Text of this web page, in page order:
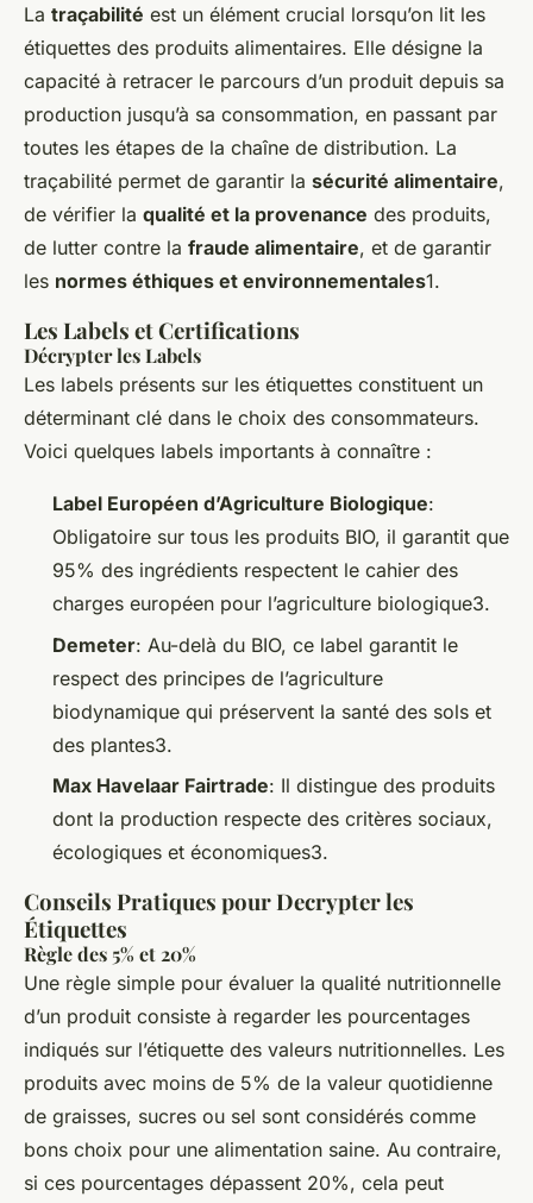
La traçabilité est un élément crucial lorsqu’on lit les
étiquettes des produits alimentaires. Elle désigne la
capacité à retracer le parcours d’un produit depuis sa
production jusqu’à sa consommation, en passant par
toutes les étapes de la chaîne de distribution. La
traçabilité permet de garantir la sécurité alimentaire,
de vérifier la qualité et la provenance des produits,
de lutter contre la fraude alimentaire, et de garantir
les normes éthiques et environnementales1.
Les Labels et Certifications
Décrypter les Labels
Les labels présents sur les étiquettes constituent un
déterminant clé dans le choix des consommateurs.
Voici quelques labels importants à connaître :
Label Européen d’Agriculture Biologique:
Obligatoire sur tous les produits BIO, il garantit que
95% des ingrédients respectent le cahier des
charges européen pour l’agriculture biologique3.
Demeter: Au-delà du BIO, ce label garantit le
respect des principes de l’agriculture
biodynamique qui préservent la santé des sols et
des plantes3.
Max Havelaar Fairtrade: Il distingue des produits
dont la production respecte des critères sociaux,
écologiques et économiques3.
Conseils Pratiques pour Decrypter les
Étiquettes
Règle des 5% et 20%
Une règle simple pour évaluer la qualité nutritionnelle
d’un produit consiste à regarder les pourcentages
indiqués sur l’étiquette des valeurs nutritionnelles. Les
produits avec moins de 5% de la valeur quotidienne
de graisses, sucres ou sel sont considérés comme
bons choix pour une alimentation saine. Au contraire,
si ces pourcentages dépassent 20%, cela peut